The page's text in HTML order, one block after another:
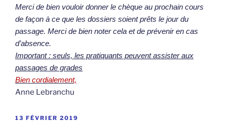
Merci de bien vouloir donner le chèque au prochain cours
de façon à ce que les dossiers soient prêts le jour du
passage. Merci de bien noter cela et de prévenir en cas
d’absence.
Important : seuls, les pratiquants peuvent assister aux
passages de grades
Bien cordialement,
Anne Lebranchu
PUBLIÉ
13 FÉVRIER 2019